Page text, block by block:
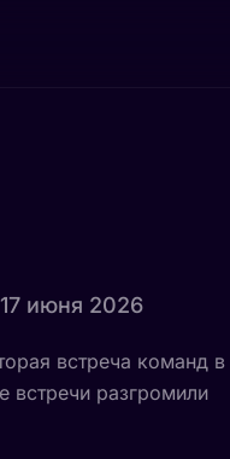
июня 2026
встреча команд в
встречи разгромили